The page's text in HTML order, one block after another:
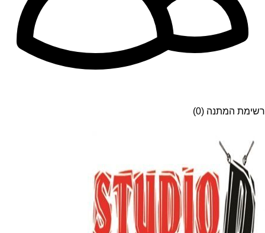
רשימת המתנה (0)